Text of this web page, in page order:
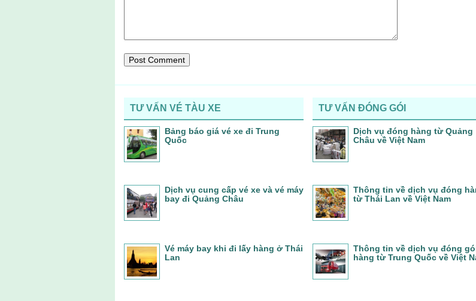
TƯ VẤN VÉ TÀU XE
Bảng báo giá vé xe đi Trung
Quốc
Dịch vụ cung cấp vé xe và vé máy
bay đi Quảng Châu
Vé máy bay khi đi lấy hàng ở Thái
Lan
TƯ VẤN ĐÓNG GÓI
Dịch vụ đóng hàng từ Quảng
Châu về Việt Nam
Thông tin về dịch vụ đóng
từ Thái Lan về Việt Nam
Thông tin về dịch vụ đóng
hàng từ Trung Quốc về Việt